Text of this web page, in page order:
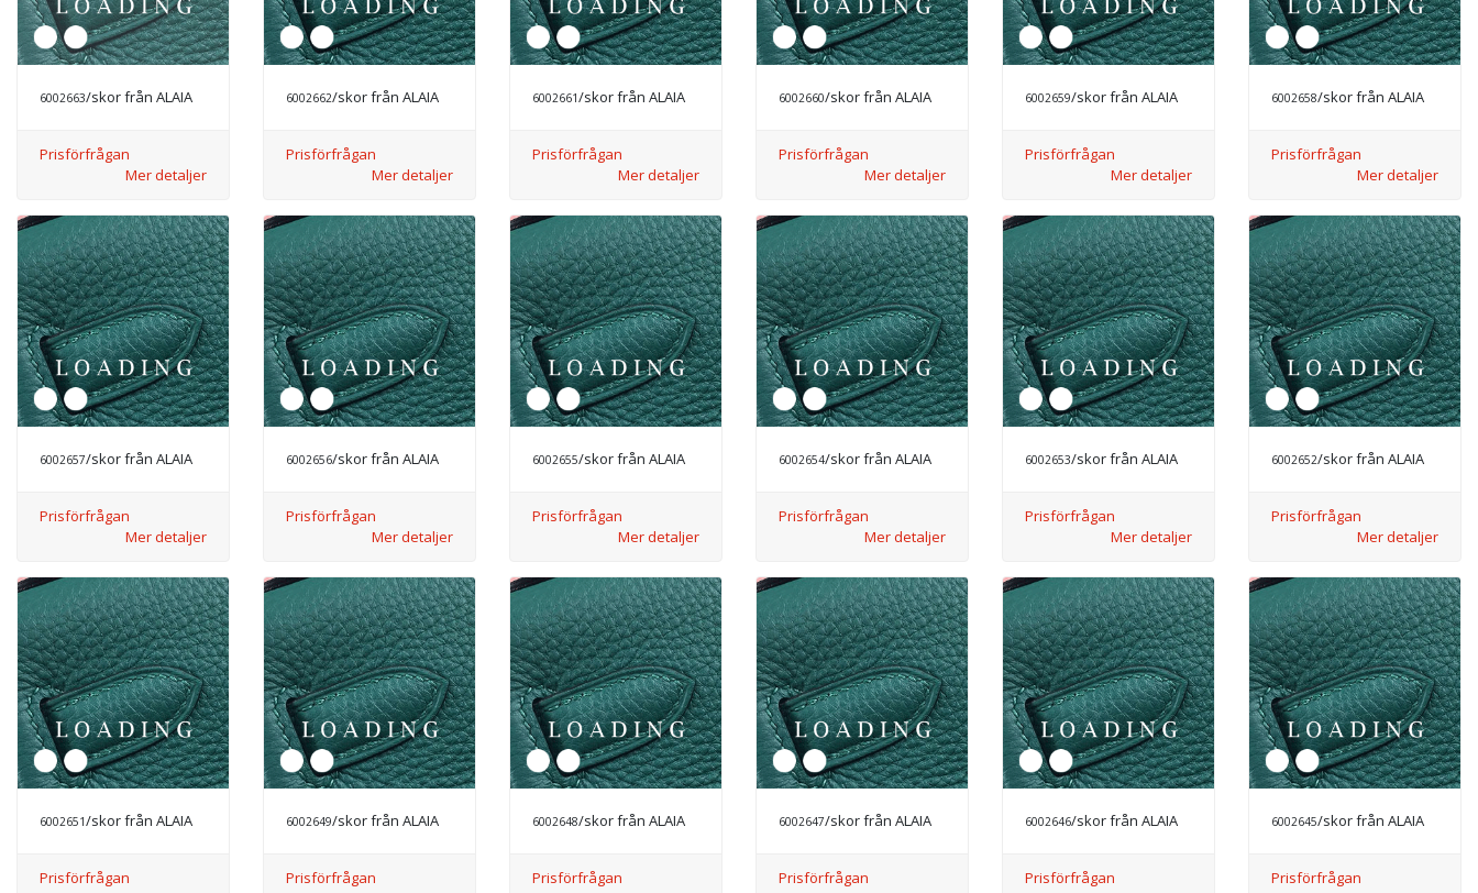
6002663/skor från ALAIA
Prisförfrågan
Mer detaljer
6002662/skor från ALAIA
Prisförfrågan
Mer detaljer
6002661/skor från ALAIA
Prisförfrågan
Mer detaljer
6002660/skor från ALAIA
Prisförfrågan
Mer detaljer
6002659/skor från ALAIA
Prisförfrågan
Mer detaljer
6002658/skor från ALAIA
Prisförfrågan
Mer detaljer
6002657/skor från ALAIA
Prisförfrågan
Mer detaljer
6002656/skor från ALAIA
Prisförfrågan
Mer detaljer
6002655/skor från ALAIA
Prisförfrågan
Mer detaljer
6002654/skor från ALAIA
Prisförfrågan
Mer detaljer
6002653/skor från ALAIA
Prisförfrågan
Mer detaljer
6002652/skor från ALAIA
Prisförfrågan
Mer detaljer
6002651/skor från ALAIA
Prisförfrågan
6002649/skor från ALAIA
Prisförfrågan
6002648/skor från ALAIA
Prisförfrågan
6002647/skor från ALAIA
Prisförfrågan
6002646/skor från ALAIA
Prisförfrågan
6002645/skor från ALAIA
Prisförfrågan